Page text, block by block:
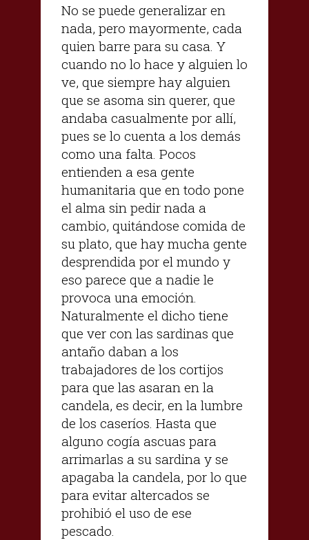
No se puede generalizar en
nada, pero mayormente, cada
quien barre para su casa. Y
cuando no lo hace y alguien lo
ve, que siempre hay alguien
que se asoma sin querer, que
andaba casualmente por allí,
pues se lo cuenta a los demás
como una falta. Pocos
entienden a esa gente
humanitaria que en todo pone
el alma sin pedir nada a
cambio, quitándose comida de
su plato, que hay mucha gente
desprendida por el mundo y
eso parece que a nadie le
provoca una emoción.
Naturalmente el dicho tiene
que ver con las sardinas que
antaño daban a los
trabajadores de los cortijos
para que las asaran en la
candela, es decir, en la lumbre
de los caseríos. Hasta que
alguno cogía ascuas para
arrimarlas a su sardina y se
apagaba la candela, por lo que
para evitar altercados se
prohibió el uso de ese
pescado.